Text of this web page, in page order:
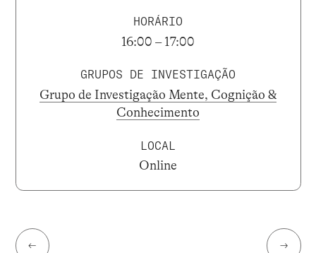
HORÁRIO
16:00 – 17:00
GRUPOS DE INVESTIGAÇÃO
Grupo de Investigação Mente, Cognição &
Conhecimento
LOCAL
Online
← →